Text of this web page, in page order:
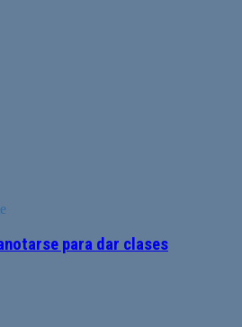
para dar clases